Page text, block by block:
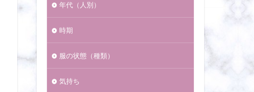
年代（人別）
時期
服の状態（種類）
気持ち